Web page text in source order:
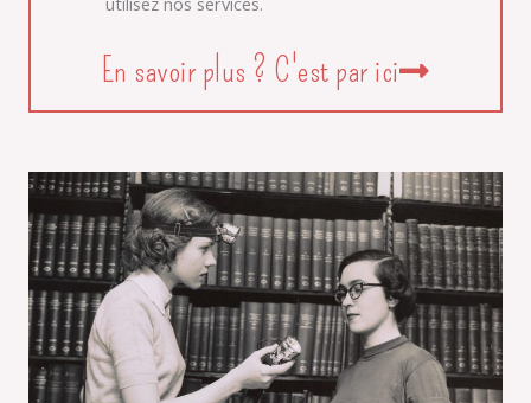
En savoir plus ? C'est par ici